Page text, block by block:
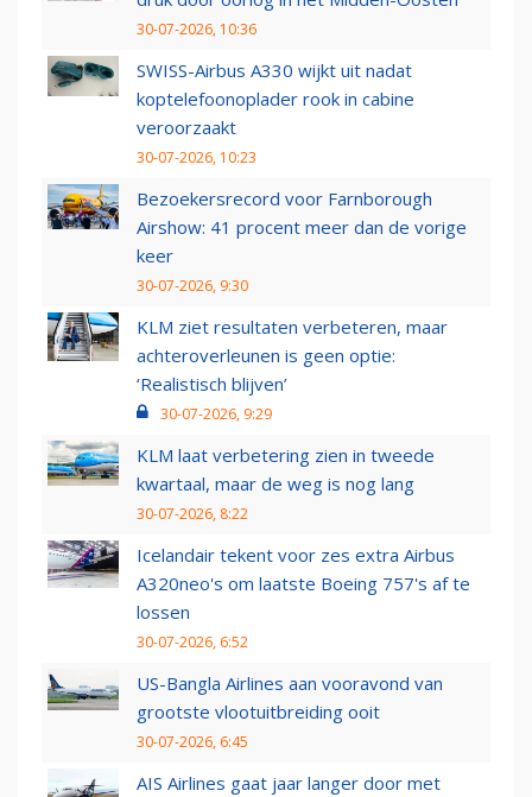
30-07-2026, 10:36
SWISS-Airbus A330 wijkt uit nadat
koptelefoonoplader rook in cabine
veroorzaakt
30-07-2026, 10:23
Bezoekersrecord voor Farnborough
Airshow: 41 procent meer dan de vorige
keer
30-07-2026, 9:30
KLM ziet resultaten verbeteren, maar
achteroverleunen is geen optie:
‘Realistisch blijven’
30-07-2026, 9:29
KLM laat verbetering zien in tweede
kwartaal, maar de weg is nog lang
30-07-2026, 8:22
Icelandair tekent voor zes extra Airbus
A320neo's om laatste Boeing 757's af te
lossen
30-07-2026, 6:52
US-Bangla Airlines aan vooravond van
grootste vlootuitbreiding ooit
30-07-2026, 6:45
AIS Airlines gaat jaar langer door met